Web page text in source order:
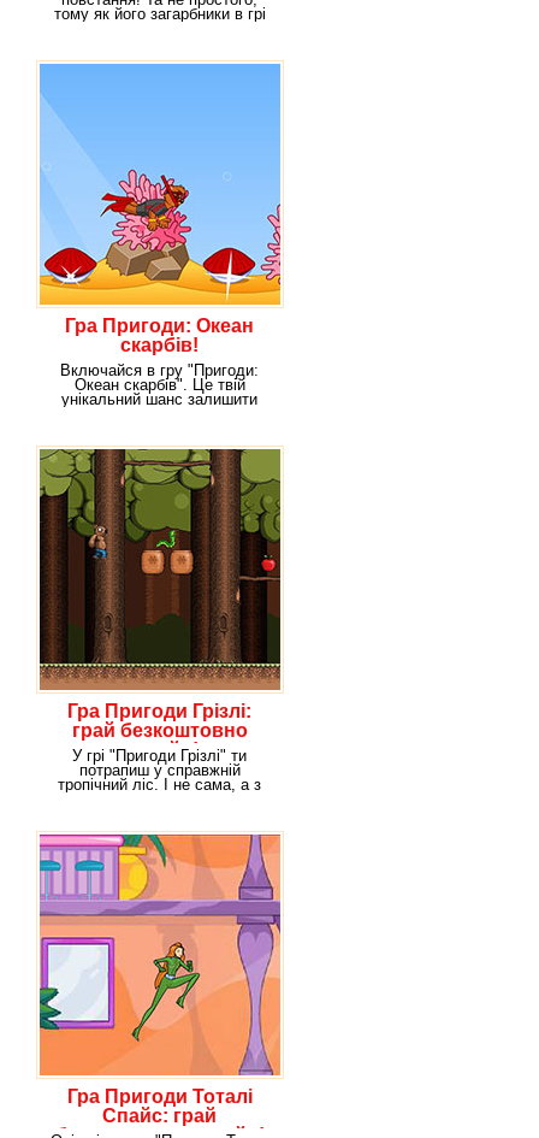
тому як його загарбники в грі
Гра Пригоди: Океан
скарбів!
Включайся в гру "Пригоди:
Океан скарбів". Це твій
унікальний шанс залишити
Гра Пригоди Грізлі:
грай безкоштовно
онлайн!
У грі "Пригоди Грізлі" ти
потрапиш у справжній
тропічний ліс. І не сама, а з
Гра Пригоди Тоталі
Спайс: грай